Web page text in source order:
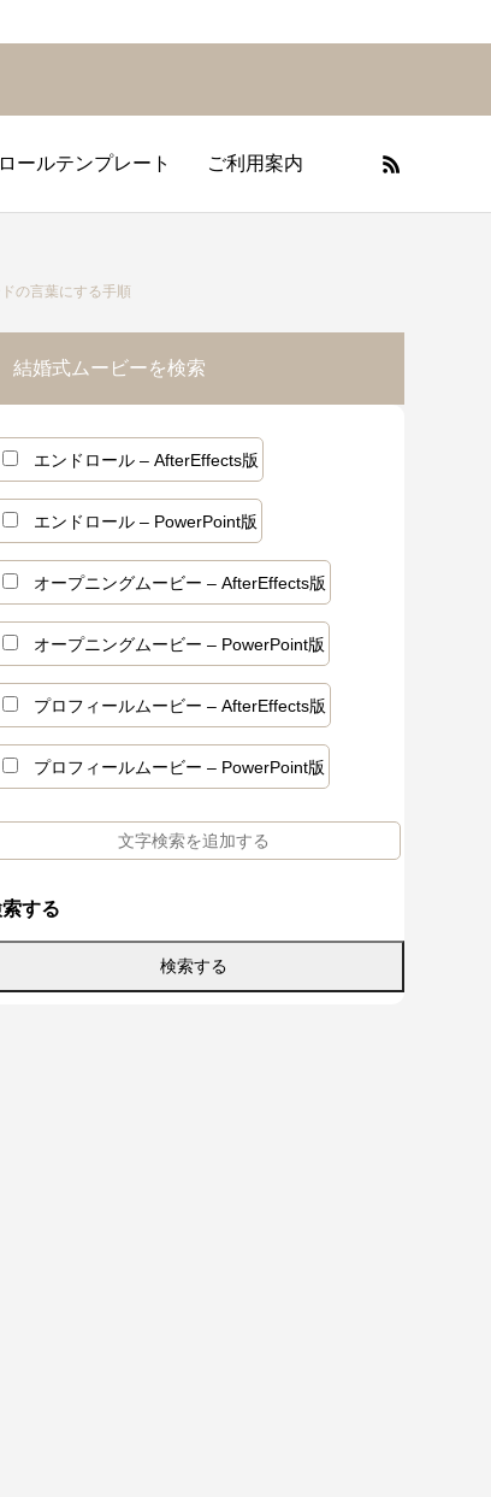
ールテンプレート ご利用案内
プレート – 3dmosaic
方・著作権・構成まで
ーテンプレート – oldfilm
ト集｜エピソードの盛り込み方と構成のコ
ツ
ムービーテンプレート – komadori
するメリットと代わりの演出案
の言葉にする手順
結婚式ムービーを検索
エンドロール – AfterEffects版
エンドロール – PowerPoint版
オープニングムービー – AfterEffects版
オープニングムービー – PowerPoint版
プロフィールムービー – AfterEffects版
プロフィールムービー – PowerPoint版
する